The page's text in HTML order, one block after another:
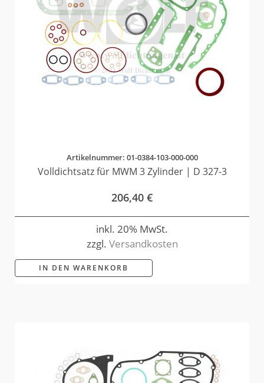
Artikelnummer: 01-0384-103-000-000
Volldichtsatz für MWM 3 Zylinder | D 327-3
206,40 €
inkl. 20% MwSt.
zzgl. Versandkosten
IN DEN WARENKORB